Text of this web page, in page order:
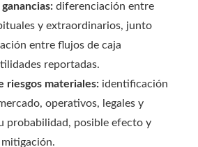
diferenciación entre
y extraordinarios, junto
entre flujos de caja
reportadas.
riesgos materiales: identificación
operativos, legales y
probabilidad, posible efecto y